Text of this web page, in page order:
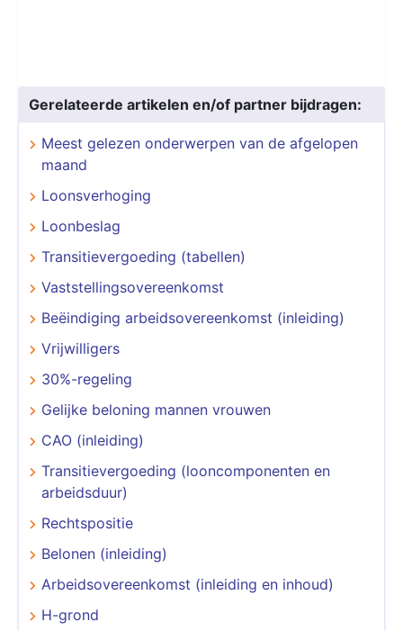
Gerelateerde artikelen en/of partner bijdragen:
Meest gelezen onderwerpen van de afgelopen
maand
Loonsverhoging
Loonbeslag
Transitievergoeding (tabellen)
Vaststellingsovereenkomst
Beëindiging arbeidsovereenkomst (inleiding)
Vrijwilligers
30%-regeling
Gelijke beloning mannen vrouwen
CAO (inleiding)
Transitievergoeding (looncomponenten en
arbeidsduur)
Rechtspositie
Belonen (inleiding)
Arbeidsovereenkomst (inleiding en inhoud)
H-grond